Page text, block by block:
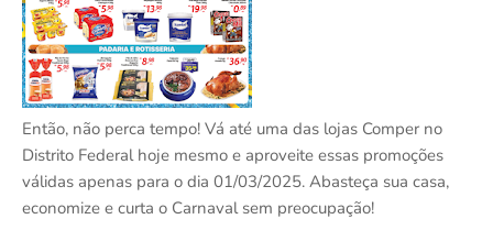
Então, não perca tempo! Vá até uma das lojas Comper no
Distrito Federal hoje mesmo e aproveite essas promoções
válidas apenas para o dia 01/03/2025. Abasteça sua casa,
economize e curta o Carnaval sem preocupação!